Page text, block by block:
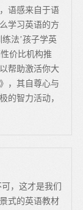
语感来自于语
学习英语的方
法’孩子学英
价比机构推
帮助激活你大
，其自尊心与
的智力活动，
，这才是我们
式的英语教材